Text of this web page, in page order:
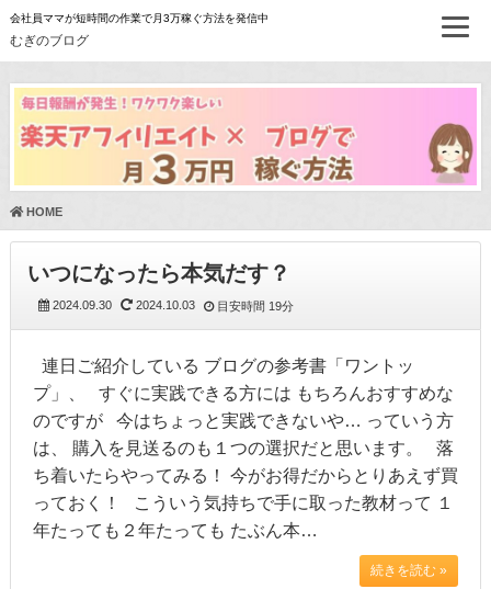
会社員ママが短時間の作業で月3万稼ぐ方法を発信中
むぎのブログ
HOME
いつになったら本気だす？
2024.09.30 2024.10.03 目安時間 19分
連日ご紹介している ブログの参考書「ワントッ
プ」、 すぐに実践できる方には もちろんおすすめな
のですが 今はちょっと実践できないや… っていう方
は、 購入を見送るのも１つの選択だと思います。 落
ち着いたらやってみる！ 今がお得だからとりあえず買
っておく！ こういう気持ちで手に取った教材って １
年たっても２年たっても たぶん本…
続きを読む »